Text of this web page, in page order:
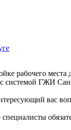
рабочего
системой ГЖИ
вас